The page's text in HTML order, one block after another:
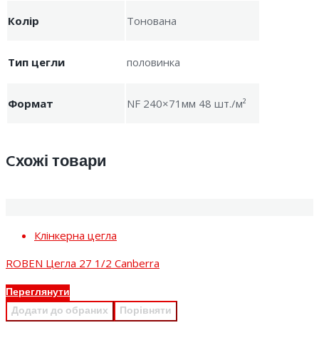
Колір Тонована
Тип цегли половинка
Формат NF 240×71мм 48 шт./м²
Cхожі товари
Клінкерна цегла
ROBEN Цегла 27 1/2 Canberra
Переглянути
Додати до обраних
Порівняти